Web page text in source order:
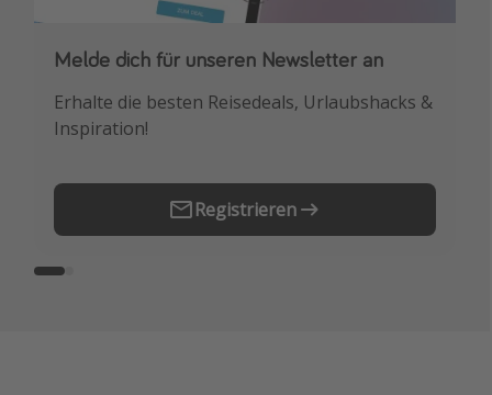
Melde dich für unseren Newsletter an
Erhalte die besten Reisedeals, Urlaubshacks &
Inspiration!
Registrieren
Downloade unsere App
Buche die besten Reiseschnäppchen als
Erstes.